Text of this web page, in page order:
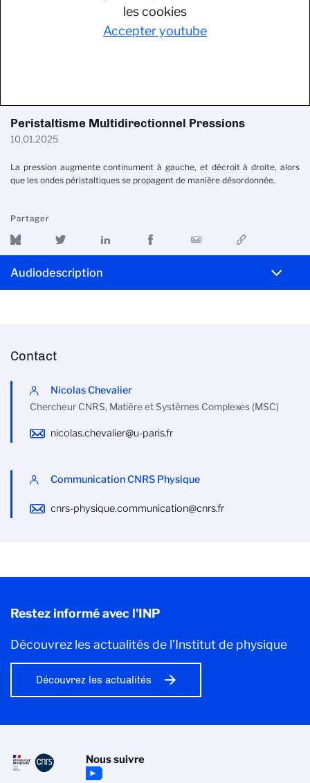
les cookies
Accepter youtube
Peristaltisme Multidirectionnel Pressions
10.01.2025
La pression augmente continument à gauche, et décroit à droite, alors
que les ondes péristaltiques se propagent de manière désordonnée.
Partager
Audiodescription
Contact
Nicolas Chevalier
Chercheur CNRS, Matière et Systèmes Complexes (MSC)
nicolas.chevalier@u-paris.fr
Communication CNRS Physique
cnrs-physique.communication@cnrs.fr
Restez informé avec l'INP
Découvrez les actualités de l’Institut de physique
Découvrez les actualités
Nous suivre